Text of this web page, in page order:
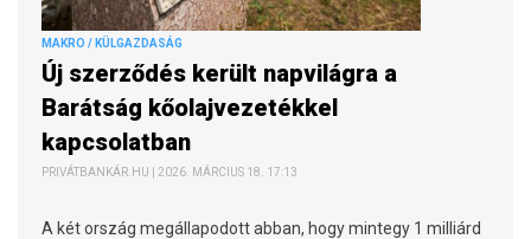
MAKRO / KÜLGAZDASÁG
Új szerződés került napvilágra a
Barátság kőolajvezetékkel
kapcsolatban
PRIVÁTBANKÁR.HU | 2026. MÁRCIUS 18. 17:13
A két ország megállapodott abban, hogy mintegy 1 milliárd